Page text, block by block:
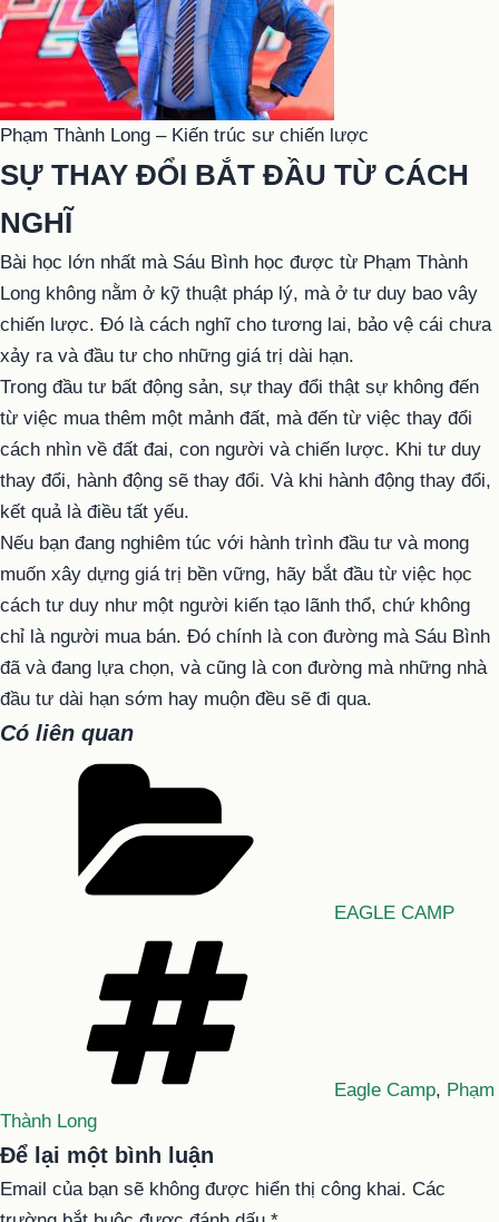
Phạm Thành Long – Kiến trúc sư chiến lược
SỰ THAY ĐỔI BẮT ĐẦU TỪ CÁCH
NGHĨ
Bài học lớn nhất mà Sáu Bình học được từ Phạm Thành
Long không nằm ở kỹ thuật pháp lý, mà ở tư duy bao vây
chiến lược. Đó là cách nghĩ cho tương lai, bảo vệ cái chưa
xảy ra và đầu tư cho những giá trị dài hạn.
Trong đầu tư bất động sản, sự thay đổi thật sự không đến
từ việc mua thêm một mảnh đất, mà đến từ việc thay đổi
cách nhìn về đất đai, con người và chiến lược. Khi tư duy
thay đổi, hành động sẽ thay đổi. Và khi hành động thay đổi,
kết quả là điều tất yếu.
Nếu bạn đang nghiêm túc với hành trình đầu tư và mong
muốn xây dựng giá trị bền vững, hãy bắt đầu từ việc học
cách tư duy như một người kiến tạo lãnh thổ, chứ không
chỉ là người mua bán. Đó chính là con đường mà Sáu Bình
đã và đang lựa chọn, và cũng là con đường mà những nhà
đầu tư dài hạn sớm hay muộn đều sẽ đi qua.
Có liên quan
EAGLE CAMP
Eagle Camp, Phạm
Thành Long
Để lại một bình luận
Email của bạn sẽ không được hiển thị công khai. Các